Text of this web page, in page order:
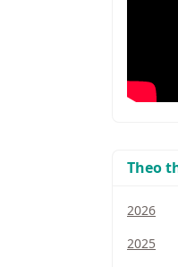
Theo
2026
2025